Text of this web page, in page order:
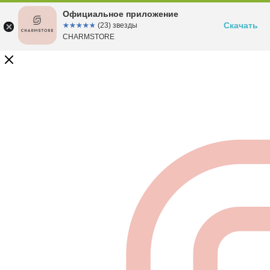
Официальное приложение
☆☆☆☆☆
★★★★★ (23) звезды
CHARMSTORE
Скачать